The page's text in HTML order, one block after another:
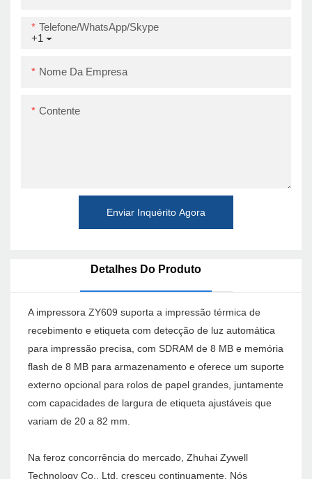
+1
Telefone/WhatsApp/Skype
Nome Da Empresa
Contente
Enviar Inquérito Agora
Detalhes Do Produto
A impressora ZY609 suporta a impressão térmica de
recebimento e etiqueta com detecção de luz automática
para impressão precisa, com SDRAM de 8 MB e memória
flash de 8 MB para armazenamento e oferece um suporte
externo opcional para rolos de papel grandes, juntamente
com capacidades de largura de etiqueta ajustáveis ​​que
variam de 20 a 82 mm.
Na feroz concorrência do mercado, Zhuhai Zywell
Technology Co., Ltd. cresceu continuamente. Nós